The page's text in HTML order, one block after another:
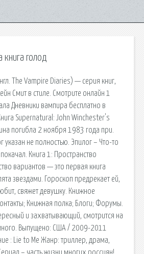
книга голод
The Vampire Diaries) — серия книг,
Смит в стиле. Смотрите онлайн 1
Дневники вампира бесплатно в
Supernatural: John Winchester's
погибла 2 ноября 1983 года при.
указан не полностью. Эпилог – Что-то
Книга 1: Пространство
вариантов — это первая книга
звездами. Гороскоп предрекает ей,
свяжет девушку. Книжное
Книжная полка; Блоги; Форумы.
и захватывающий, смотрится на
Выпущено: США / 2009-2011
: Lie to Me Жанр: триллер, драма,
– часть жизни многих россиян!